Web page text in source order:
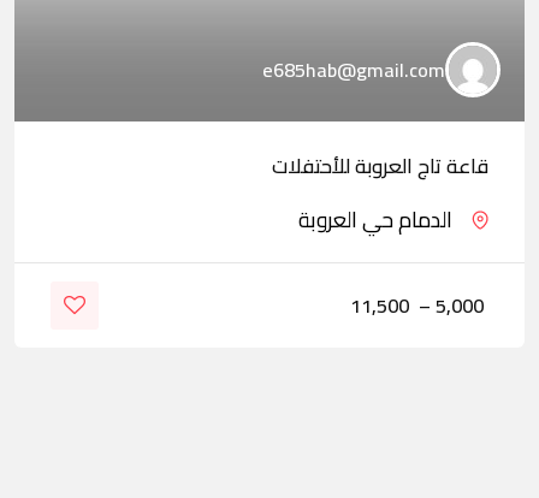
e685hab@gmail.com
قاعة تاج العروبة للأحتفلات
الدمام حي العروبة
5,000
–
11,500